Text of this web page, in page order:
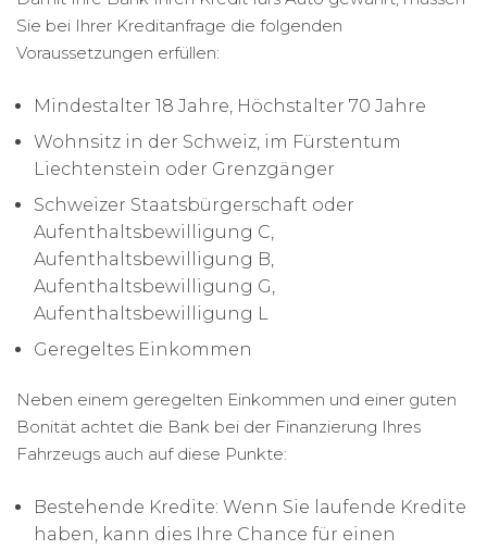
Sie bei Ihrer Kreditanfrage die folgenden
Voraussetzungen erfüllen:
Mindestalter 18 Jahre, Höchstalter 70 Jahre
Wohnsitz in der Schweiz, im Fürstentum
Liechtenstein oder Grenzgänger
Schweizer Staatsbürgerschaft oder
Aufenthaltsbewilligung C,
Aufenthaltsbewilligung B,
Aufenthaltsbewilligung G,
Aufenthaltsbewilligung L
Geregeltes Einkommen
Neben einem geregelten Einkommen und einer guten
Bonität achtet die Bank bei der Finanzierung Ihres
Fahrzeugs auch auf diese Punkte:
Bestehende Kredite: Wenn Sie laufende Kredite
haben, kann dies Ihre Chance für einen